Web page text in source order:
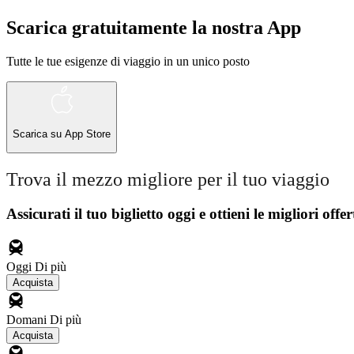
Scarica gratuitamente la nostra App
Tutte le tue esigenze di viaggio in un unico posto
Scarica su App Store
Trova il mezzo migliore per il tuo viaggio
Assicurati il ​​tuo biglietto oggi e ottieni le migliori
Oggi Di più
Acquista
Domani Di più
Acquista